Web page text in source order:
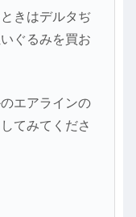
きはデルタぢ
ぐるみを買お
エアラインの
てみてくださ